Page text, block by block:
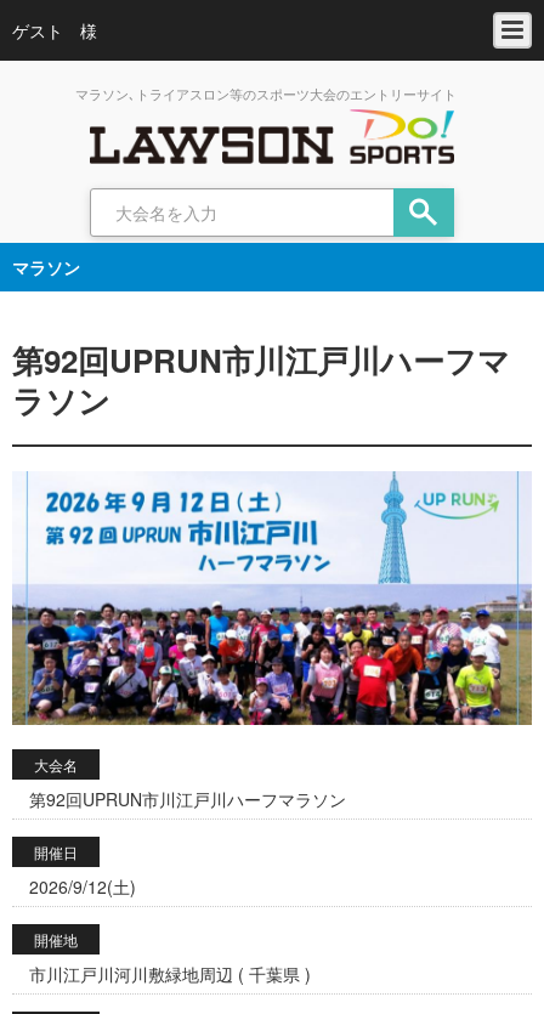
ゲスト 様
マラソン､トライアスロン等のスポーツ大会のエントリーサイト
マラソン
第92回UPRUN市川江戸川ハーフマ
ラソン
大会名
第92回UPRUN市川江戸川ハーフマラソン
開催日
2026/9/12(土)
開催地
市川江戸川河川敷緑地周辺 ( 千葉県 )